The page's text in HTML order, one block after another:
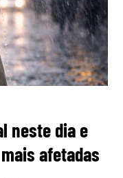
neste dia e
afetadas